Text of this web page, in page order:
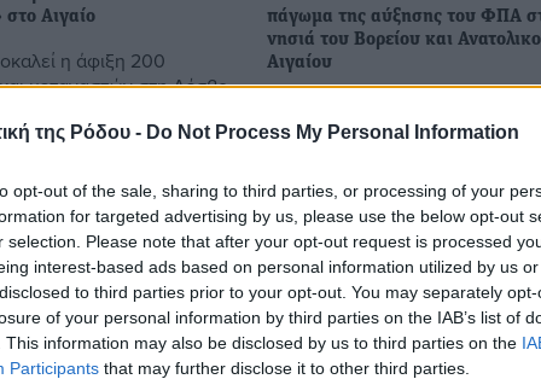
της Ρόδου - Do Not Process My Personal Information
opt-out of the sale, sharing to third parties, or processing of your
for targeted advertising by us, please use the below opt-out
selection. Please note that after your opt-out request is processed
interest-based ads based on personal information utilized by us
to third parties prior to your opt-out. You may separately
of your personal information by third parties on the IAB’s list of
This information may also be disclosed by us to third parties on the
Participants that may further disclose it to other third parties.
Αιγαίο
η άφιξη 200
μεταναστών στη Λέσβο
τις 6.00 το πρωί, σε
πάγωμα της αύξησης του ΦΠΑ
νησιά του Βορείου και
Αιγαίου
σε δηλώσεις του στο ΑΠΕ-ΜΠΕ ο
Τουριστικών Επιχειρήσεων
Ανδρέας Ανδρεάδης την
...
09.12.16, 17:38